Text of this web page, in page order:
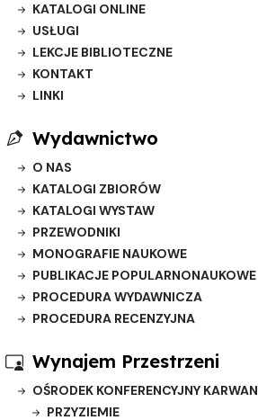
KATALOGI ONLINE
USŁUGI
LEKCJE BIBLIOTECZNE
KONTAKT
LINKI
Wydawnictwo
O NAS
KATALOGI ZBIORÓW
KATALOGI WYSTAW
PRZEWODNIKI
MONOGRAFIE NAUKOWE
PUBLIKACJE POPULARNONAUKOWE
PROCEDURA WYDAWNICZA
PROCEDURA RECENZYJNA
Wynajem Przestrzeni
OŚRODEK KONFERENCYJNY KARWAN
PRZYZIEMIE